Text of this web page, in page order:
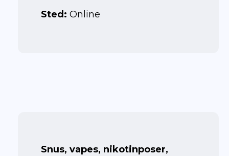
Sted: Online
Snus, vapes, nikotinposer,